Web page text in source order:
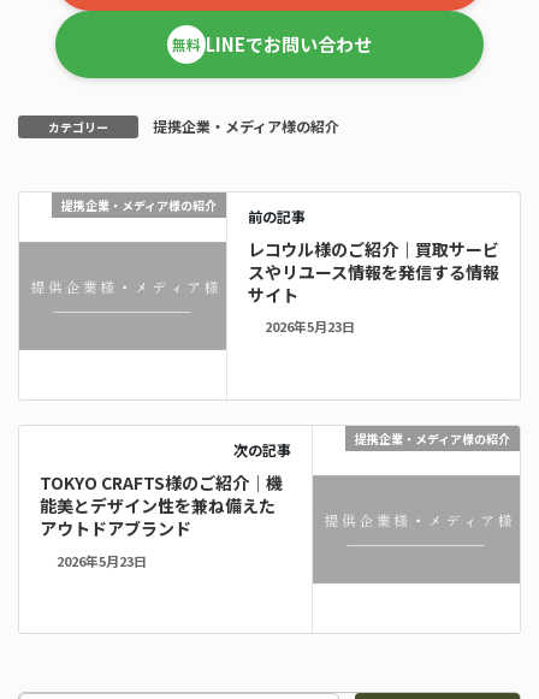
無料 LINEでお問い合わせ
カテゴリー 提携企業・メディア様の紹介
提携企業・メディア様の紹介
前の記事
レコウル様のご紹介｜買取サービ
スやリユース情報を発信する情報
サイト
2026年5月23日
提携企業・メディア様の紹介
次の記事
TOKYO CRAFTS様のご紹介｜機
能美とデザイン性を兼ね備えた
アウトドアブランド
2026年5月23日